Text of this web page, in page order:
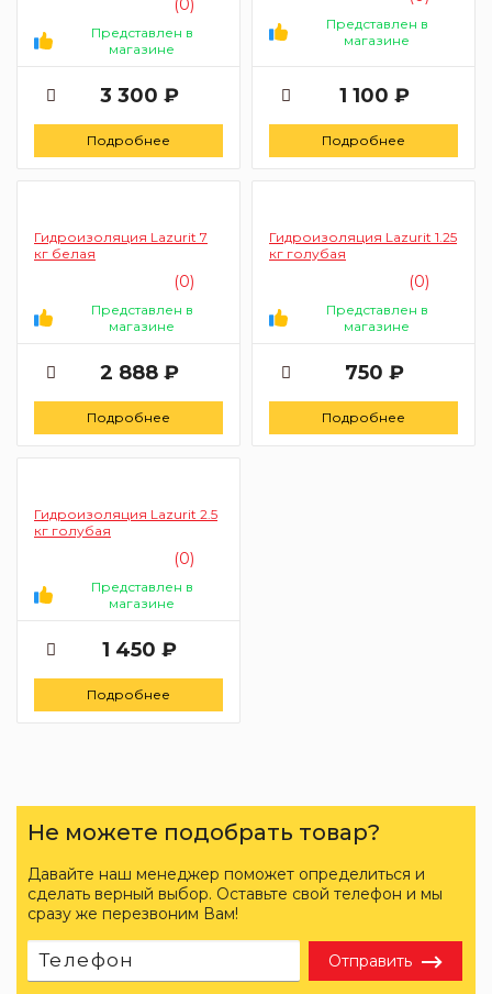
Представлен в
магазине
3 300 ₽
Подробнее
Представлен в
магазине
1 100 ₽
Подробнее
Гидроизоляция Lazurit 7
кг белая
(0)
Представлен в
магазине
2 888 ₽
Подробнее
Гидроизоляция Lazurit 1.25
кг голубая
(0)
Представлен в
магазине
750 ₽
Подробнее
Гидроизоляция Lazurit 2.5
кг голубая
(0)
Представлен в
магазине
1 450 ₽
Подробнее
Не можете подобрать товар?
Давайте наш менеджер поможет определиться и
сделать верный выбор. Оставьте свой телефон и мы
сразу же перезвоним Вам!
Отправить